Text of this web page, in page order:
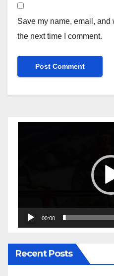
Save my name, email,
the next time I comment.
00:00
Recent Posts